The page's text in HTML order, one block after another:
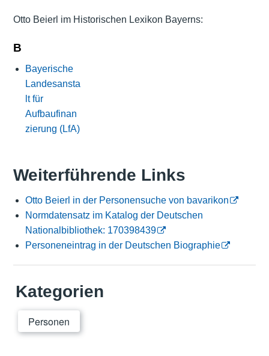
Otto Beierl im Historischen Lexikon Bayerns:
B
Bayerische
Landesansta
lt für
Aufbaufinan
zierung (LfA)
Weiterführende Links
Otto Beierl in der Personensuche von bavarikon
Normdatensatz im Katalog der Deutschen
Nationalbibliothek: 170398439
Personeneintrag in der Deutschen Biographie
Kategorien
Personen